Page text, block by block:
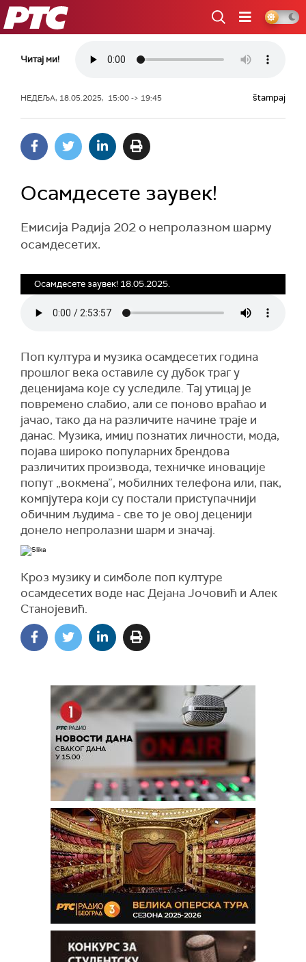
РТС
Читај ми!
НЕДЕЉА, 18.05.2025, 15:00 -> 19:45 štampaj
Осамдесете заувек!
Eмисија Радија 202 о непролазном шарму
осамдесетих.
Осамдесете заувек! 18.05.2025.
Поп култура и музика осамдесетих година
прошлог века оставиле су дубок траг у
деценијама које су уследиле. Тај утицај је
повремено слабио, али се поново враћао и
јачао, тако да на различите начине траје и
данас. Музика, имиџ познатих личности, мода,
појава широко популарних брендова
различитих производа, техничке иновације
попут „вокмена”, мобилних телефона или, пак,
компјутера који су постали приступачнији
обичним људима - све то је овој деценији
донело нeпролазни шарм и значај.
Кроз музику и симболе поп културе
осамдесетих воде нас Дејана Јочовић и Алек
Станојевић.